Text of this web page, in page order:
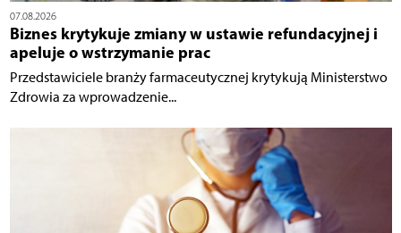
07.08.2026
Biznes krytykuje zmiany w ustawie refundacyjnej i
apeluje o wstrzymanie prac
Przedstawiciele branży farmaceutycznej krytykują Ministerstwo
Zdrowia za wprowadzenie...